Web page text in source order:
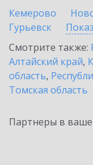
Кемерово
Гурьевск
Смотрите также:
Алтайский край,
область,
Томская область
Партнеры в